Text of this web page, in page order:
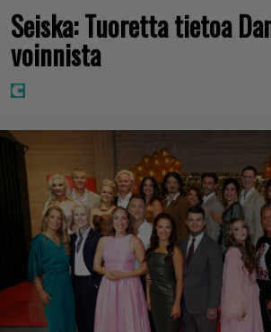
Seiska: Tuoretta tietoa
voinnista